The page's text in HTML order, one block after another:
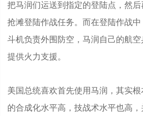
把马润们运送到指定的登陆点，然
抢滩登陆作战任务。而在登陆作战
斗机负责外围防空，马润自己的航
提供火力支援。
美国总统喜欢首先使用马润，其实
的合成化水平高，技战术水平也高